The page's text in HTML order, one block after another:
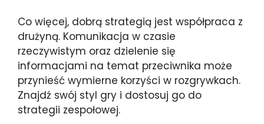
Co więcej, dobrą strategią jest współpraca z
drużyną. Komunikacja w czasie
rzeczywistym oraz dzielenie się
informacjami na temat przeciwnika może
przynieść wymierne korzyści w rozgrywkach.
Znajdź swój styl gry i dostosuj go do
strategii zespołowej.